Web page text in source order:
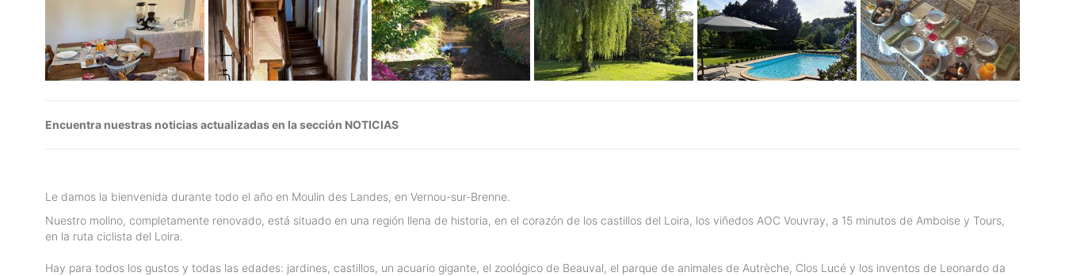
Encuentra nuestras noticias actualizadas en la sección NOTICIAS
Le damos la bienvenida durante todo el año en Moulin des Landes, en Vernou-sur-Brenne.
Nuestro molino, completamente renovado, está situado en una región llena de historia, en el corazón de los castillos del Loira, los viñedos AOC Vouvray, a 15 minutos de Amboise y Tours,
en la ruta ciclista del Loira.
Hay para todos los gustos y todas las edades: jardines, castillos, un acuario gigante, el zoológico de Beauval, el parque de animales de Autrèche, Clos Lucé y los inventos de Leonardo da